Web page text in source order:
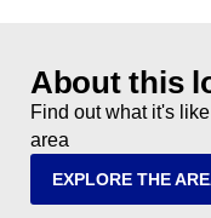
About this
Find out what it's
area
EXPLORE THE